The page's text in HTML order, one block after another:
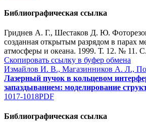
Библиографическая ссылка
Гриднев А. Г., Шестаков Д. Ю.
созданная открытым разрядом в парах
атмосферы и океана. 1999. Т. 12. № 11.
Скопировать ссылку в буфер обмена
Измайлов И. В., Магазинников А. Л.,
Лазерный пучок в кольцевом
запаздыванием: моделирование
1017-1018PDF
Библиографическая ссылка